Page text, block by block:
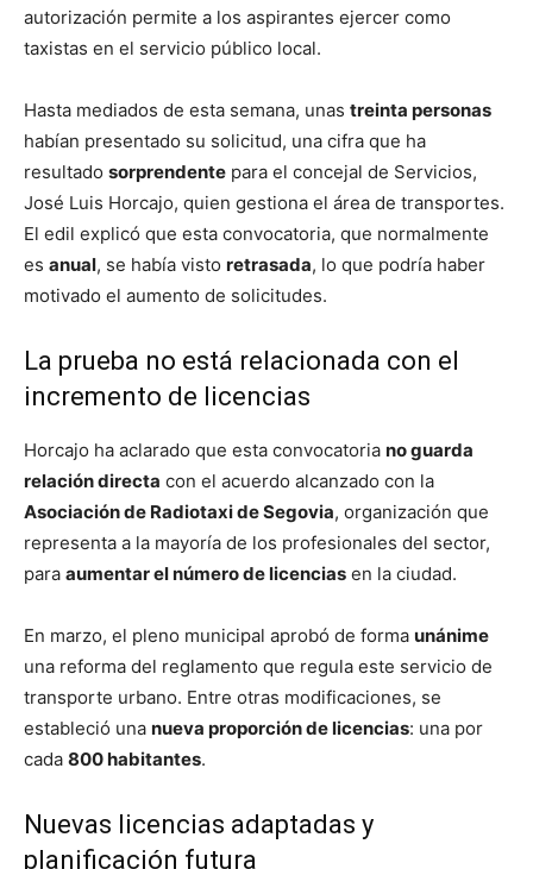
autorización permite a los aspirantes ejercer como
taxistas en el servicio público local.
Hasta mediados de esta semana, unas treinta personas
habían presentado su solicitud, una cifra que ha
resultado sorprendente para el concejal de Servicios,
José Luis Horcajo, quien gestiona el área de transportes.
El edil explicó que esta convocatoria, que normalmente
es anual, se había visto retrasada, lo que podría haber
motivado el aumento de solicitudes.
La prueba no está relacionada con el
incremento de licencias
Horcajo ha aclarado que esta convocatoria no guarda
relación directa con el acuerdo alcanzado con la
Asociación de Radiotaxi de Segovia, organización que
representa a la mayoría de los profesionales del sector,
para aumentar el número de licencias en la ciudad.
En marzo, el pleno municipal aprobó de forma unánime
una reforma del reglamento que regula este servicio de
transporte urbano. Entre otras modificaciones, se
estableció una nueva proporción de licencias: una por
cada 800 habitantes.
Nuevas licencias adaptadas y
planificación futura